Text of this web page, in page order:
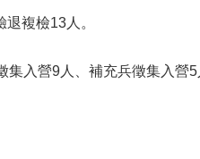
複檢13人。
集入營9人、補充兵徵集入營